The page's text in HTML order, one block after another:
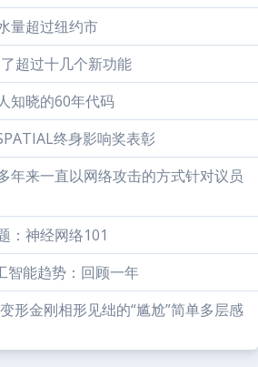
量超过纽约市
超过十几个新功能
知晓的60年代码
终身影响奖表彰
年来一直以网络攻击的方式针对议员
：神经网络101
智能趋势：回顾一年
形金刚相形见绌的“尴尬”简单多层感